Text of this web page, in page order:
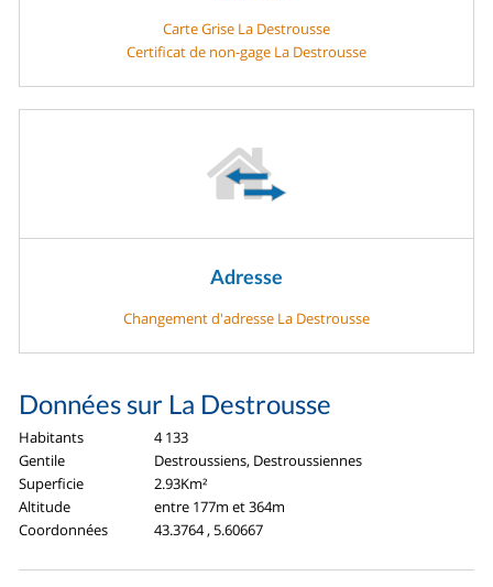
Carte Grise La Destrousse
Certificat de non-gage La Destrousse
Adresse
Changement d'adresse La Destrousse
Données sur La Destrousse
Habitants
4 133
Gentile
Destroussiens, Destroussiennes
Superficie
2.93Km²
Altitude
entre 177m et 364m
Coordonnées
43.3764 , 5.60667